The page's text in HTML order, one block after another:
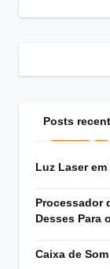
Posts
Luz Laser
Processador
Desses Para
Caixa de